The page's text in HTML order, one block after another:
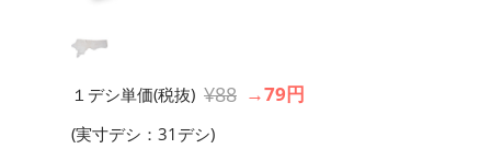
１デシ単価(税抜) ¥88 →79円
(実寸デシ：31デシ)